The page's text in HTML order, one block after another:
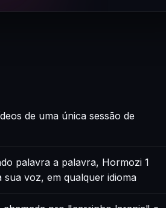
de uma única sessão de
palavra a palavra, Hormozi 1
voz, em qualquer idioma